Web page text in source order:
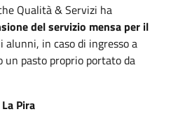
Qualità & Servizi ha
del servizio mensa per il
alunni, in caso di ingresso a
un pasto proprio portato da
Pira